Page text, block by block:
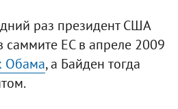
раз президент США
саммите ЕС в апреле 2009
Обама, а Байден тогда